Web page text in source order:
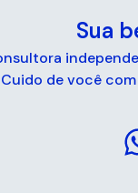
Sua
Cuido de você